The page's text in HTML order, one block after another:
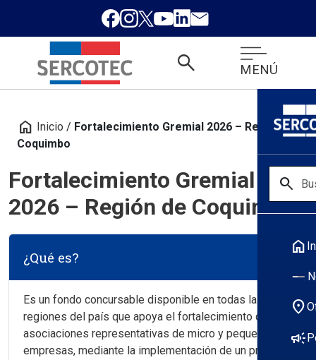
search MENÚ
search
home
location_on
campaign
home Inicio / Fortalecimiento Gremial 2026 – Región de
Coquimbo
Fortalecimiento Gremial
2026 – Región de Coquimbo
¿Qué es?
Es un fondo concursable disponible en todas las
regiones del país que apoya el fortalecimiento de
asociaciones representativas de micro y pequeñas
empresas, mediante la implementación de un proyecto